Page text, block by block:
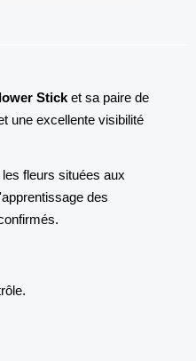
Stick et sa paire de
une excellente visibilité
fleurs situées aux
des